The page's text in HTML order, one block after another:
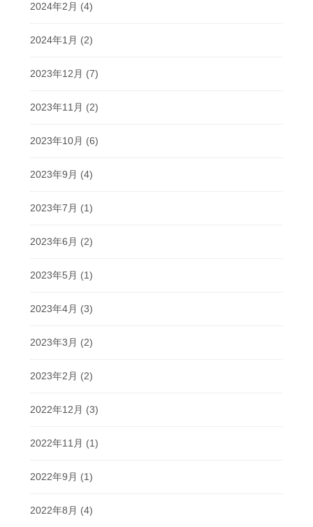
2024年2月 (4)
2024年1月 (2)
2023年12月 (7)
2023年11月 (2)
2023年10月 (6)
2023年9月 (4)
2023年7月 (1)
2023年6月 (2)
2023年5月 (1)
2023年4月 (3)
2023年3月 (2)
2023年2月 (2)
2022年12月 (3)
2022年11月 (1)
2022年9月 (1)
2022年8月 (4)